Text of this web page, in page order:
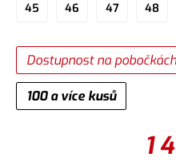
45 46 47 48
100 a více kusů
Dostupnost na pobočkách
1